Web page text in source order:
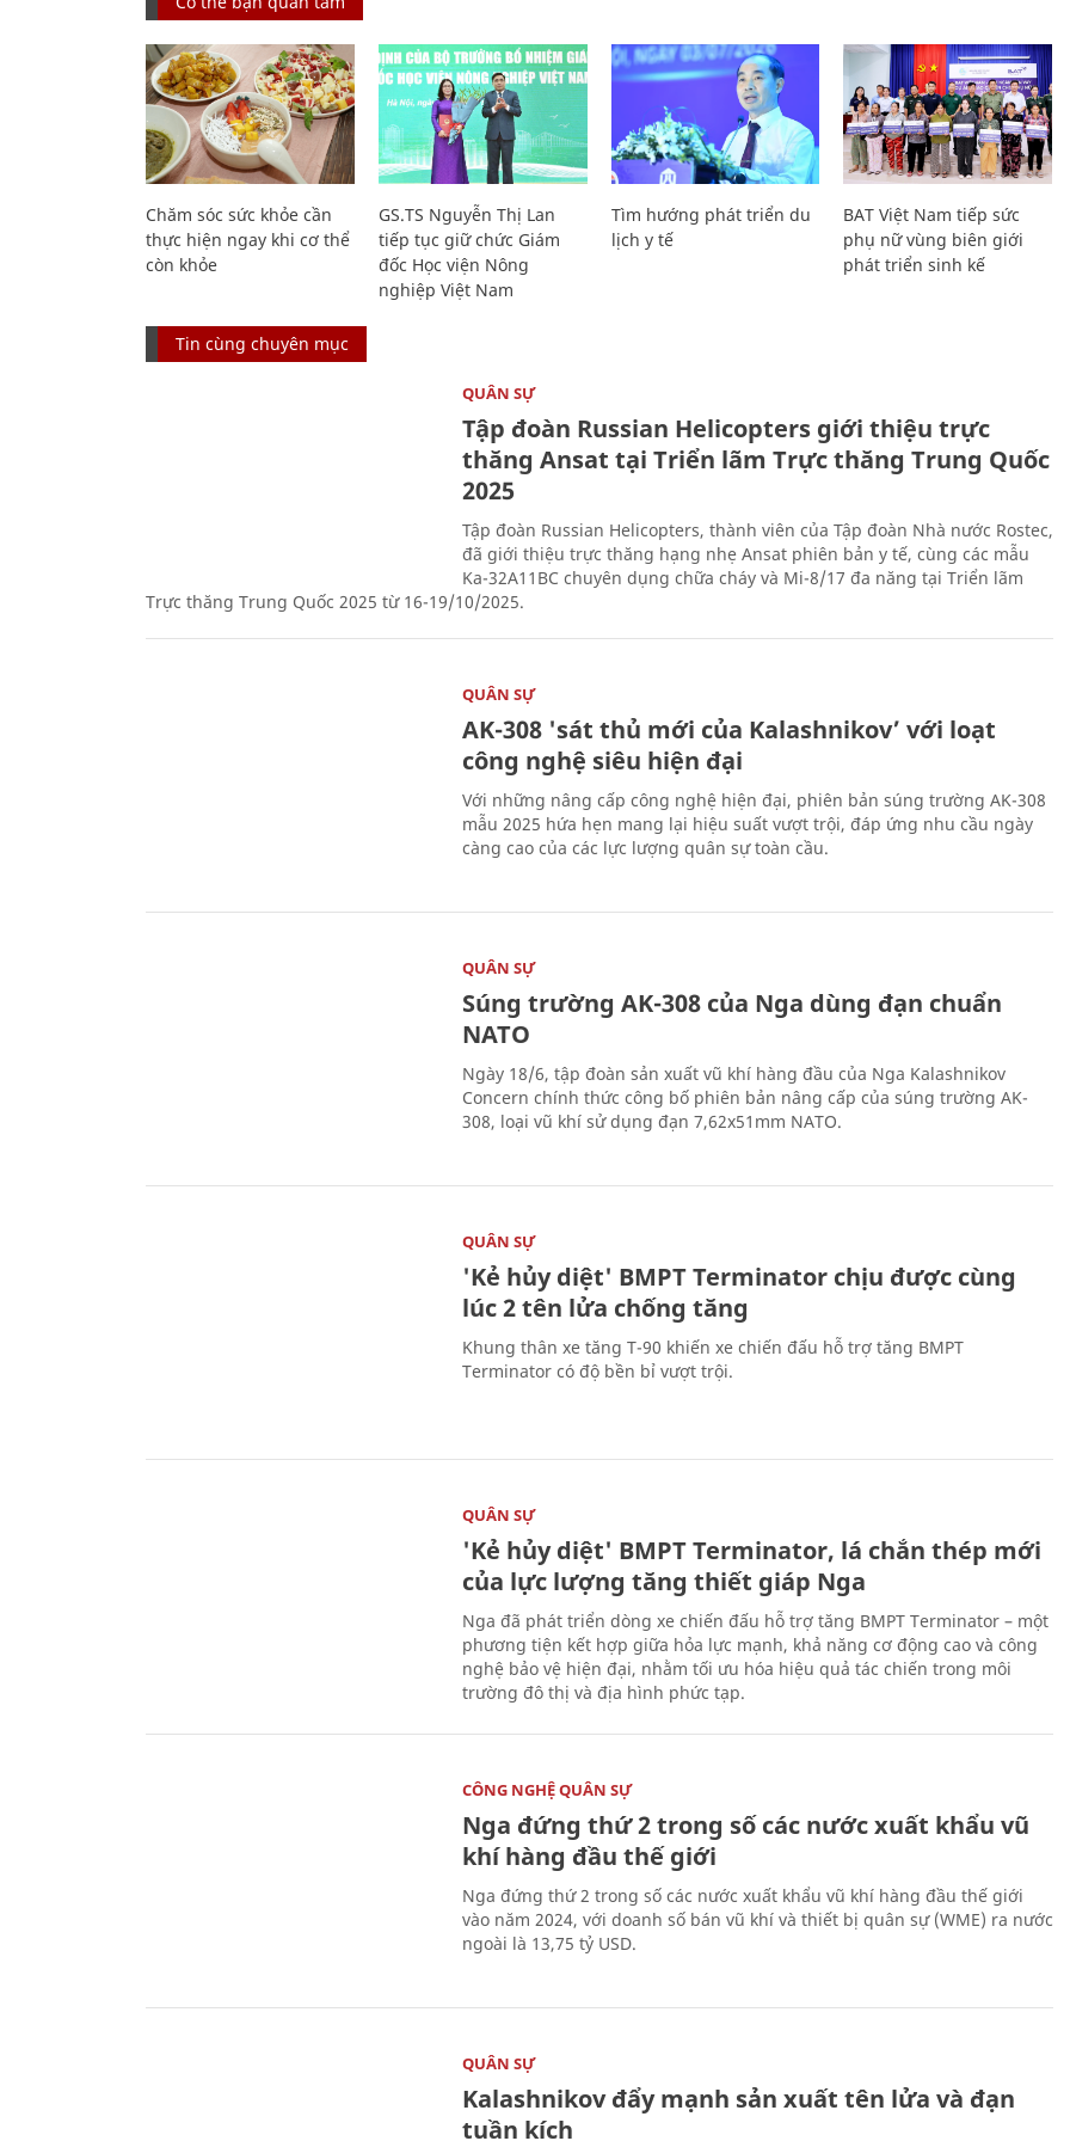
Chăm sóc sức khỏe cần
thực hiện ngay khi cơ thể
còn khỏe
GS.TS Nguyễn Thị Lan
tiếp tục giữ chức Giám
đốc Học viện Nông
nghiệp Việt Nam
Tìm hướng phát triển du
lịch y tế
BAT Việt Nam tiếp sức
phụ nữ vùng biên giới
phát triển sinh kế
Tin cùng chuyên mục
QUÂN SỰ
Tập đoàn Russian Helicopters giới thiệu trực
thăng Ansat tại Triển lãm Trực thăng Trung Quốc
2025
Tập đoàn Russian Helicopters, thành viên của Tập đoàn Nhà nước Rostec,
đã giới thiệu trực thăng hạng nhẹ Ansat phiên bản y tế, cùng các mẫu
Ka-32A11BC chuyên dụng chữa cháy và Mi-8/17 đa năng tại Triển lãm
Trực thăng Trung Quốc 2025 từ 16-19/10/2025.
QUÂN SỰ
AK-308 'sát thủ mới của Kalashnikov’ với loạt
công nghệ siêu hiện đại
Với những nâng cấp công nghệ hiện đại, phiên bản súng trường AK-308
mẫu 2025 hứa hẹn mang lại hiệu suất vượt trội, đáp ứng nhu cầu ngày
càng cao của các lực lượng quân sự toàn cầu.
QUÂN SỰ
Súng trường AK-308 của Nga dùng đạn chuẩn
NATO
Ngày 18/6, tập đoàn sản xuất vũ khí hàng đầu của Nga Kalashnikov
Concern chính thức công bố phiên bản nâng cấp của súng trường AK-
308, loại vũ khí sử dụng đạn 7,62x51mm NATO.
QUÂN SỰ
'Kẻ hủy diệt' BMPT Terminator chịu được cùng
lúc 2 tên lửa chống tăng
Khung thân xe tăng T-90 khiến xe chiến đấu hỗ trợ tăng BMPT
Terminator có độ bền bỉ vượt trội.
QUÂN SỰ
'Kẻ hủy diệt' BMPT Terminator, lá chắn thép mới
của lực lượng tăng thiết giáp Nga
Nga đã phát triển dòng xe chiến đấu hỗ trợ tăng BMPT Terminator – một
phương tiện kết hợp giữa hỏa lực mạnh, khả năng cơ động cao và công
nghệ bảo vệ hiện đại, nhằm tối ưu hóa hiệu quả tác chiến trong môi
trường đô thị và địa hình phức tạp.
CÔNG NGHỆ QUÂN SỰ
Nga đứng thứ 2 trong số các nước xuất khẩu vũ
khí hàng đầu thế giới
Nga đứng thứ 2 trong số các nước xuất khẩu vũ khí hàng đầu thế giới
vào năm 2024, với doanh số bán vũ khí và thiết bị quân sự (WME) ra nước
ngoài là 13,75 tỷ USD.
QUÂN SỰ
Kalashnikov đẩy mạnh sản xuất tên lửa và đạn
tuần kích